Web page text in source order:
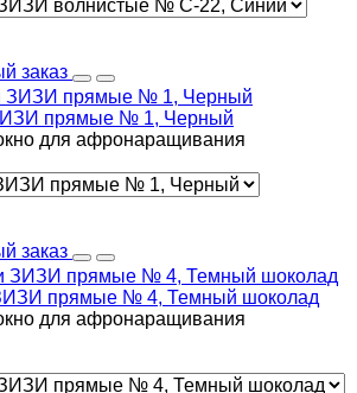
заказ
прямые № 1, Черный
для афронаращивания
заказ
прямые № 4, Темный шоколад
для афронаращивания